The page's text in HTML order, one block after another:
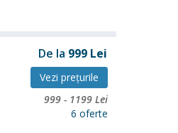
De la 999 Lei
Vezi preţurile
999 - 1199 Lei
6 oferte